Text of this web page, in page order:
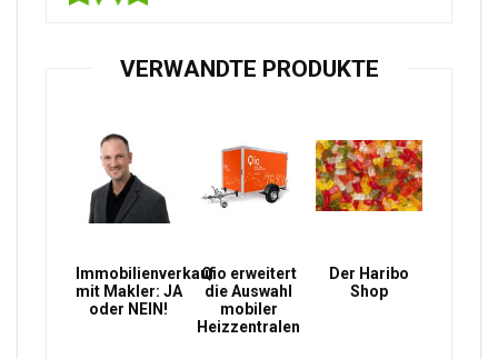
VERWANDTE PRODUKTE
Immobilienverkauf
mit Makler: JA
oder NEIN!
Qio erweitert
die Auswahl
mobiler
Heizzentralen
Der Haribo
Shop